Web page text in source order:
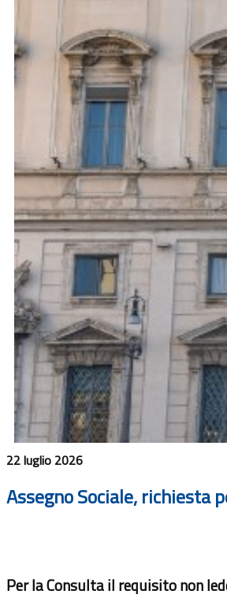
22 luglio 2026
Assegno Sociale, richiesta
Per la Consulta il requisito non